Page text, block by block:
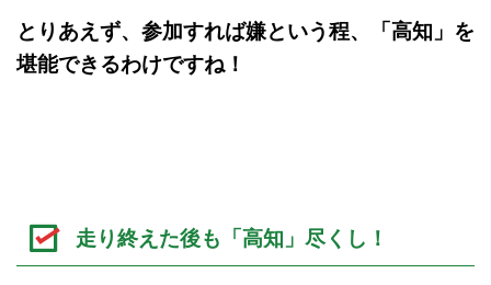
とりあえず、参加すれば嫌という程、「高知」を
堪能できるわけですね！
走り終えた後も「高知」尽くし！